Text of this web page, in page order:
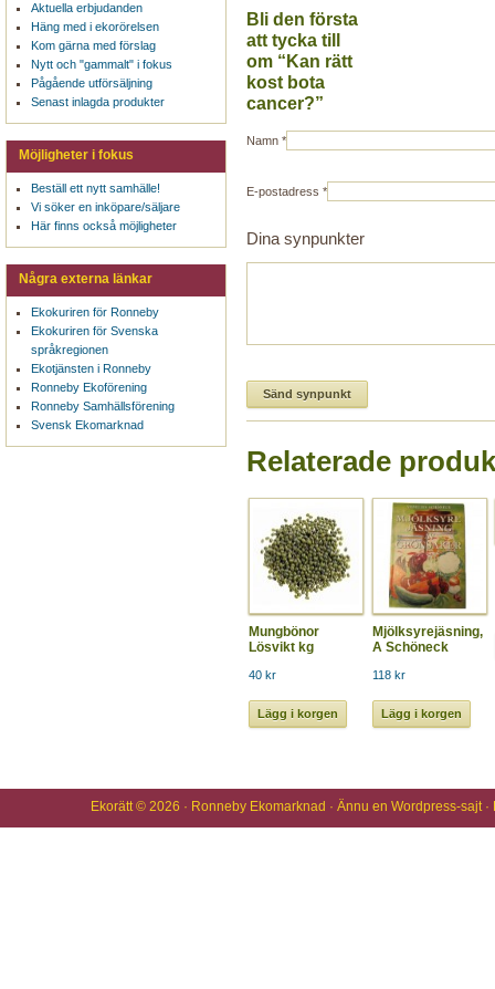
Bli den första
att tycka till
om “Kan rätt
kost bota
cancer?”
Namn *
E-postadress *
Dina synpunkter
Relaterade
Mungbönor
Lösvikt kg
40 kr
Lägg i korgen
Mjölksyrejäsning,
A Schöneck
118 kr
Lägg i korgen
Aktuella erbjudanden
Häng med i ekorörelsen
Kom gärna med förslag
Nytt och "gammalt" i fokus
Pågående utförsäljning
Senast inlagda produkter
Möjligheter i fokus
Beställ ett nytt samhälle!
Vi söker en inköpare/säljare
Här finns också möjligheter
Några externa länkar
Ekokuriren för Ronneby
Ekokuriren för Svenska
språkregionen
Ekotjänsten i Ronneby
Ronneby Ekoförening
Ronneby Samhällsförening
Svensk Ekomarknad
Ekorätt © 2026 · Ronneby Ekomarknad · Ännu en Wordpress-sajt